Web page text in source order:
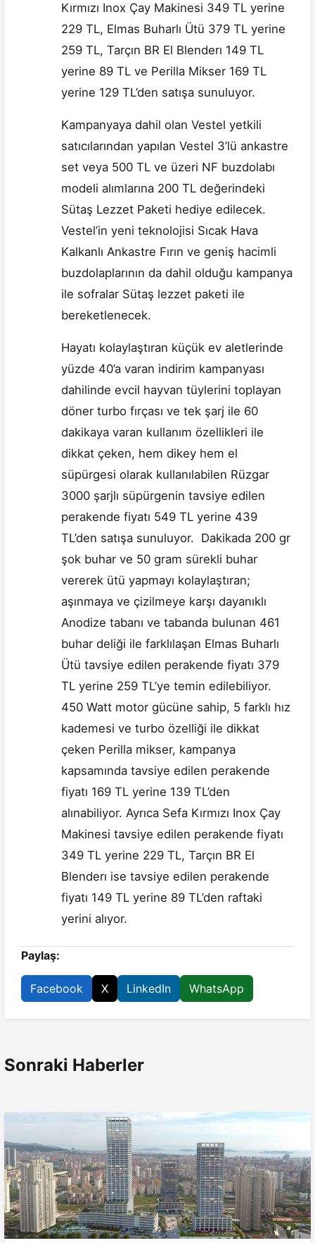
Kırmızı Inox Çay Makinesi 349 TL yerine
229 TL, Elmas Buharlı Ütü 379 TL yerine
259 TL, Tarçın BR El Blenderı 149 TL
yerine 89 TL ve Perilla Mikser 169 TL
yerine 129 TL’den satışa sunuluyor.
Kampanyaya dahil olan Vestel yetkili
satıcılarından yapılan Vestel 3’lü ankastre
set veya 500 TL ve üzeri NF buzdolabı
modeli alımlarına 200 TL değerindeki
Sütaş Lezzet Paketi hediye edilecek.
Vestel’in yeni teknolojisi Sıcak Hava
Kalkanlı Ankastre Fırın ve geniş hacimli
buzdolaplarının da dahil olduğu kampanya
ile sofralar Sütaş lezzet paketi ile
bereketlenecek.
Hayatı kolaylaştıran küçük ev aletlerinde
yüzde 40’a varan indirim kampanyası
dahilinde evcil hayvan tüylerini toplayan
döner turbo fırçası ve tek şarj ile 60
dakikaya varan kullanım özellikleri ile
dikkat çeken, hem dikey hem el
süpürgesi olarak kullanılabilen Rüzgar
3000 şarjlı süpürgenin tavsiye edilen
perakende fiyatı 549 TL yerine 439
TL’den satışa sunuluyor. Dakikada 200 gr
şok buhar ve 50 gram sürekli buhar
vererek ütü yapmayı kolaylaştıran;
aşınmaya ve çizilmeye karşı dayanıklı
Anodize tabanı ve tabanda bulunan 461
buhar deliği ile farklılaşan Elmas Buharlı
Ütü tavsiye edilen perakende fiyatı 379
TL yerine 259 TL’ye temin edilebiliyor.
450 Watt motor gücüne sahip, 5 farklı hız
kademesi ve turbo özelliği ile dikkat
çeken Perilla mikser, kampanya
kapsamında tavsiye edilen perakende
fiyatı 169 TL yerine 139 TL’den
alınabiliyor. Ayrıca Sefa Kırmızı Inox Çay
Makinesi tavsiye edilen perakende fiyatı
349 TL yerine 229 TL, Tarçın BR El
Blenderı ise tavsiye edilen perakende
fiyatı 149 TL yerine 89 TL’den raftaki
yerini alıyor.
Paylaş:
Facebook X LinkedIn WhatsApp
Sonraki Haberler